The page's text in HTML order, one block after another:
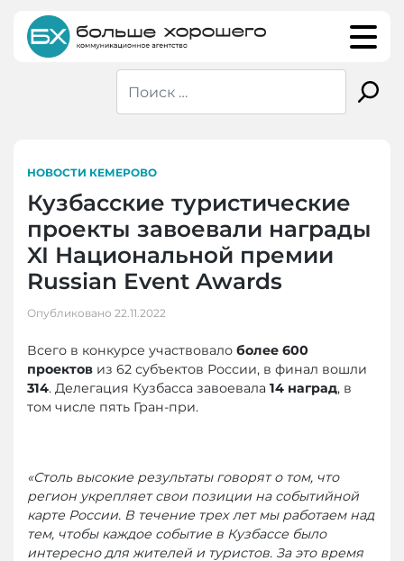
content
НОВОСТИ КЕМЕРОВО
Кузбасские туристические
проекты завоевали награды
XI Национальной премии
Russian Event Awards
Опубликовано 22.11.2022
Всего в конкурсе участвовало более 600
проектов из 62 субъектов России, в финал вошли
314. Делегация Кузбасса завоевала 14 наград, в
том числе пять Гран-при.
«Столь высокие результаты говорят о том, что
регион укрепляет свои позиции на событийной
карте России. В течение трех лет мы работаем над
тем, чтобы каждое событие в Кузбассе было
интересно для жителей и туристов. За это время